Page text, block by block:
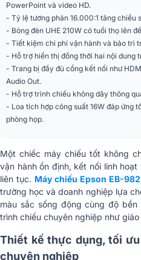
Loa
Công suất bóng đèn
Tuổi thọ bóng đèn
Kích thước
Trọng lượng 3.1
PowerPoint và video HD.
- Tỷ lệ tương phản 16.000:1 tăng chiều
- Bóng đèn UHE 210W có tuổi thọ lên
- Tiết kiệm chi phí vận hành và bảo trì
- Hỗ trợ hiển thị đồng thời hai nội dung
- Trang bị đầy đủ cổng kết nối như
Audio Out.
- Hỗ trợ trình chiếu không dây thông
- Loa tích hợp công suất 16W đáp ứng
phòng họp.
Một chiếc máy chiếu tốt không
vận hành ổn định, kết nối linh
liên tục. Máy chiếu Epson EB-
trường học và doanh nghiệp lựa
màu sắc sống động cùng độ
trình chiếu chuyên nghiệp như
Thiết kế thực dụng, tối
chuyên nghiệp